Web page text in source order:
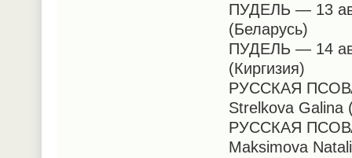
ПУДЕЛЬ — 13
(Беларусь)
ПУДЕЛЬ — 14
(Киргизия)
РУССКАЯ
Strelkova Galina
РУССКАЯ
Maksimova